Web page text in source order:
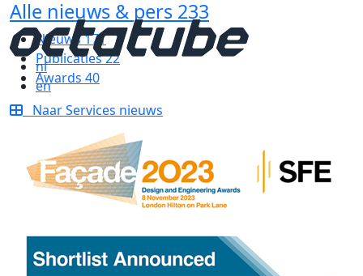
nl
en
Alle nieuws & pers 233
Nieuws171
Publicaties22
Awards 40
Naar Services nieuws